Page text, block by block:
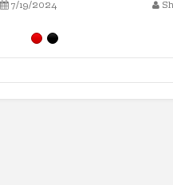
7/26/2024